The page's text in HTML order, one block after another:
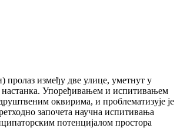
између две улице, уметнут у
настанка. Упоређивањем и испитивањем
оквирима, и проблематизује је
започета научна испитивања
потенцијалом простора